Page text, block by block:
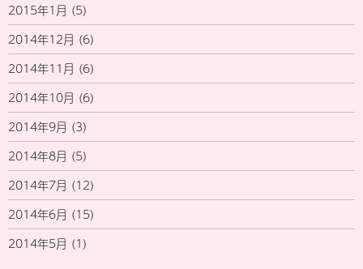
2015年1月 (5)
2014年12月 (6)
2014年11月 (6)
2014年10月 (6)
2014年9月 (3)
2014年8月 (5)
2014年7月 (12)
2014年6月 (15)
2014年5月 (1)